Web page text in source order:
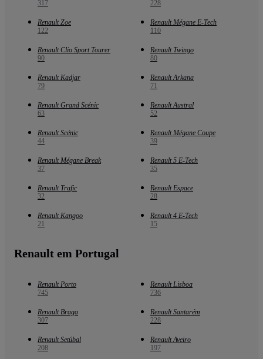
317
228
Renault Zoe
122
Renault Mégane E-Tech
110
Renault Clio Sport Tourer
90
Renault Twingo
80
Renault Kadjar
79
Renault Arkana
71
Renault Grand Scénic
63
Renault Austral
52
Renault Scénic
44
Renault Mégane Coupe
39
Renault Mégane Break
37
Renault 5 E-Tech
35
Renault Trafic
32
Renault Espace
28
Renault Kangoo
21
Renault 4 E-Tech
15
Renault em Portugal
Renault Porto
745
Renault Lisboa
736
Renault Braga
307
Renault Santarém
228
Renault Setúbal
208
Renault Aveiro
197